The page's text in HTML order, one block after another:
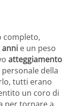
completo,
anni e un peso
atteggiamento
della
tutti erano
un coro di